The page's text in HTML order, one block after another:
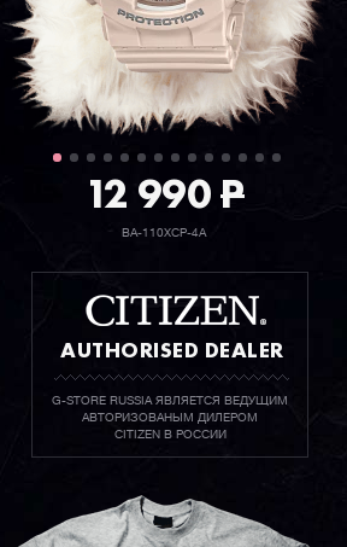
12 990P
BA-110XCP-4A
AUTHORISED DEALER
G-STORE RUSSIA ЯВЛЯЕТСЯ ВЕДУЩИМ
АВТОРИЗОВАНЫМ ДИЛЕРОМ
CITIZEN В РОССИИ